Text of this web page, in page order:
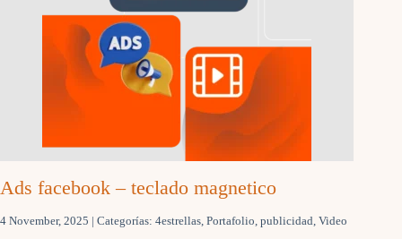
Ads facebook – teclado magnetico
4 November, 2025 | Categorías: 4estrellas, Portafolio, publicidad, Video